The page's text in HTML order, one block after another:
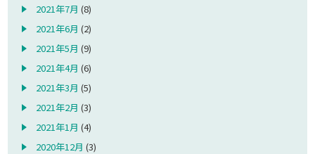
2021年7月 (8)
2021年6月 (2)
2021年5月 (9)
2021年4月 (6)
2021年3月 (5)
2021年2月 (3)
2021年1月 (4)
2020年12月 (3)